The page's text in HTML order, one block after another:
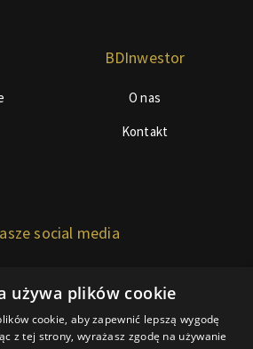
BDInwestor
O nas
Kontakt
social media
używa plików cookie
cookie, aby zapewnić lepszą wygodę
z tej strony, wyrażasz zgodę na używanie